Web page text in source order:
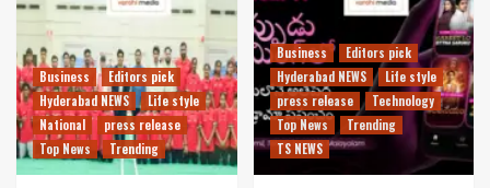
Business
Editors pick
Hyderabad NEWS
Life style
National
press release
Top News
Trending
Business
Editors pick
Hyderabad NEWS
Life style
press release
Technology
Top News
Trending
TS NEWS